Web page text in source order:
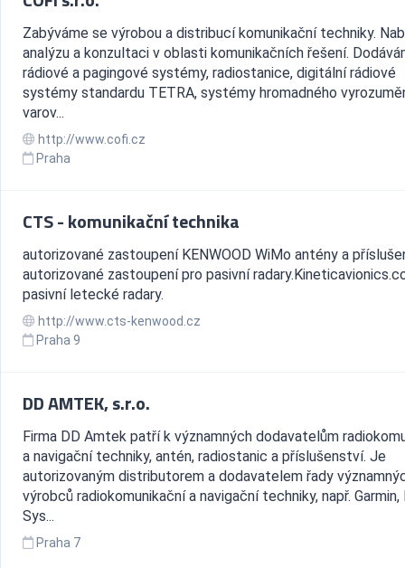
Zabýváme se výrobou a distribucí komunikační techniky.
analýzu a konzultaci v oblasti komunikačních řešení.
rádiové a pagingové systémy, radiostanice, digitální rádiové
systémy standardu TETRA, systémy hromadného
varov...
http://www.cofi.cz
Praha
CTS - komunikační technika
autorizované zastoupení KENWOOD WiMo antény a
autorizované zastoupení pro pasivní
pasivní letecké radary.
http://www.cts-kenwood.cz
Praha 9
DD AMTEK, s.r.o.
Firma DD Amtek patří k významných dodavatelům
a navigační techniky, antén, radiostanic a příslušenství. Je
autorizovaným distributorem a dodavatelem řady
výrobců radiokomunikační a navigační techniky, např. Garmin,
Sys...
Praha 7